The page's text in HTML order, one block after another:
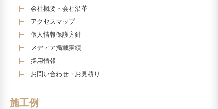
会社概要・会社沿革
アクセスマップ
個人情報保護方針
メディア掲載実績
採用情報
お問い合わせ・お見積り
施工例